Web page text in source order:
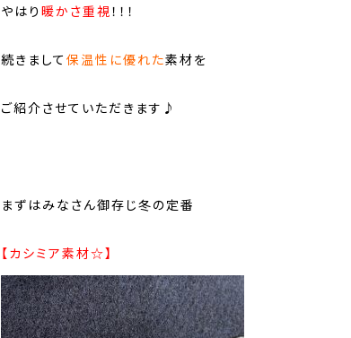
やはり 暖かさ重視！！！
続きまして 保温性に優れた素材を
ご紹介させていただきます♪
まずはみなさん御存じ冬の定番
【カシミア素材☆】